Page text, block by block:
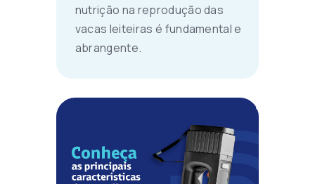
nutrição na reprodução das
vacas leiteiras é fundamental e
abrangente.